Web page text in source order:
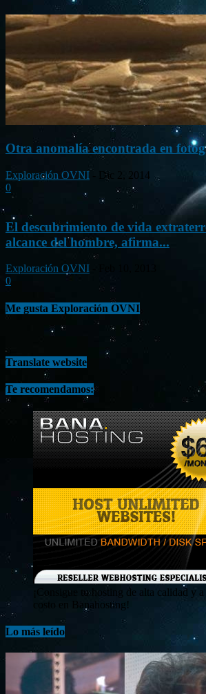
Otra anomalía encontrada en
Exploración OVNI
Dic 2, 2014
0
El descubrimiento de vida
alcance del hombre, afirma...
Exploración OVNI
0
Me gusta Exploración OVNI
Translate website
Te recomendamos:
¡Consigue tu hosting de alta calidad y
costo en Banahosting!
Lo más leído